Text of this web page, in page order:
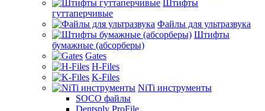
Штифты
гуттаперчивые
Файлы для ультразвука
Штифты
бумажные (абсорберы)
Gates
H-Files
K-Files
NiTi инструменты
SOCO файлы
Dentsply ProFile